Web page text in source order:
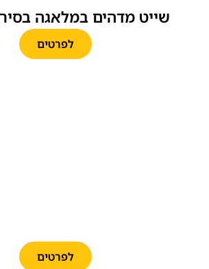
שייט מדהים במלאגה
לפרטים
לפרטים